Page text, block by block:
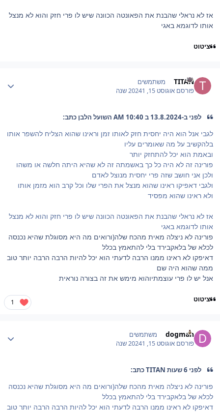
אז לא נראלי שהבנת את הפאונטה הכוונה שיש לו פרי חזק והוא לא מנצל
אותו לדוגמא באגי
ציטוט
TITAN משתמשים
פורסםאוגוסט 15, 2024 1 שנה
לפני ב-13.8.2024 ב 10:40 AM השועל הלבן כתב:
לגבי אנל הוא היה יחסית חזק לאותו זמן וראינו שהוא הצליח להשפר אותו
בלהקשיב על מה שאומרים עליו
ובאמת הוא יכל להתחזק יותר
פורינה זה לא היה כל כך באשמתה זה לא שהיא היתה חלשה או משהו
ולכן אני חושב שזה פרי יחסית מנוצל לאדם
ולגבי דאפיקו ראינו שהוא מנצל את הפרי שלו וכל קרב הוא מזמן אותו
ולא ראינו שהוא מפסיד
אז לא נראלי שהבנת את הפאונטה הכוונה שיש לו פרי חזק והוא לא מנצל
אותו לדוגמא באגי
פורינה לא ניצלה מאית מהכח שלה(ורואים מה היא מסוגלת שהיא נכנסה
לכלא של בלאקבירד בלי להתאמץ בכלל
דאיפקו לא ראינו ממנו הרבה לדעתי הוא יכל להיות הרבה הרבה יותר טוב
ממה שהוא היה שם
אנל יש לו פרי עוצמתיוהוא מימש את זה בצורה נוראית
ציטוט 1
dogman משתמשים
פורסםאוגוסט 15, 2024 1 שנה
לפני 6 שעות TITAN כתב:
פורינה לא ניצלה מאית מהכח שלה(ורואים מה היא מסוגלת שהיא נכנסה
לכלא של בלאקבירד בלי להתאמץ בכלל
דאיפקו לא ראינו ממנו הרבה לדעתי הוא יכל להיות הרבה הרבה יותר טוב